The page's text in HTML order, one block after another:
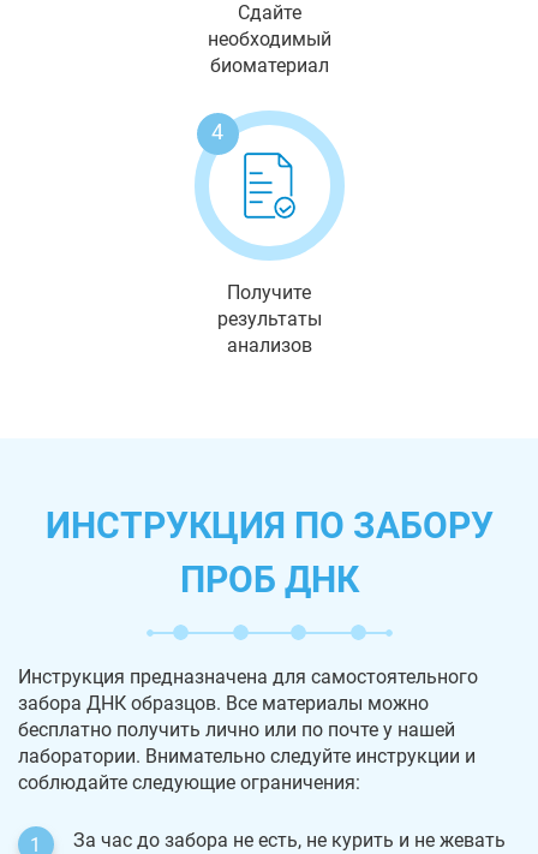
Сдайте
необходимый
биоматериал
4
Получите
результаты
анализов
ИНСТРУКЦИЯ ПО ЗАБОРУ
ПРОБ ДНК
Инструкция предназначена для самостоятельного
забора ДНК образцов. Все материалы можно
бесплатно получить лично или по почте у нашей
лаборатории. Внимательно следуйте инструкции и
соблюдайте следующие ограничения:
За час до забора не есть, не курить и не жевать